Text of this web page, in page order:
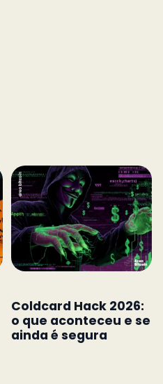
Coldcard Hack 2026:
o que aconteceu e se
ainda é segura